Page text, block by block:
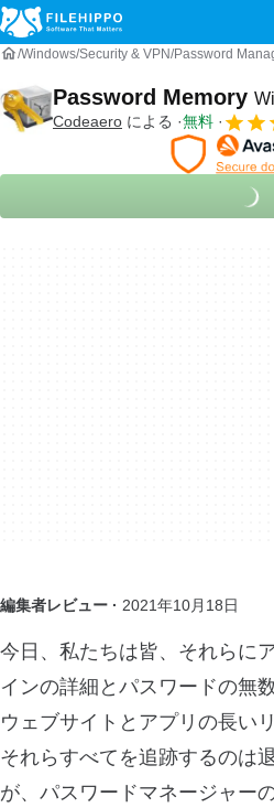
Windows Security & VPN Password
Password Memory
Codeaero による 無料
編集者レビュー · 2021年10月18日
今日、私たちは皆、それらに
インの詳細とパスワードの無
ウェブサイトとアプリの長い
それらすべてを追跡するのは
が、パスワードマネージャー